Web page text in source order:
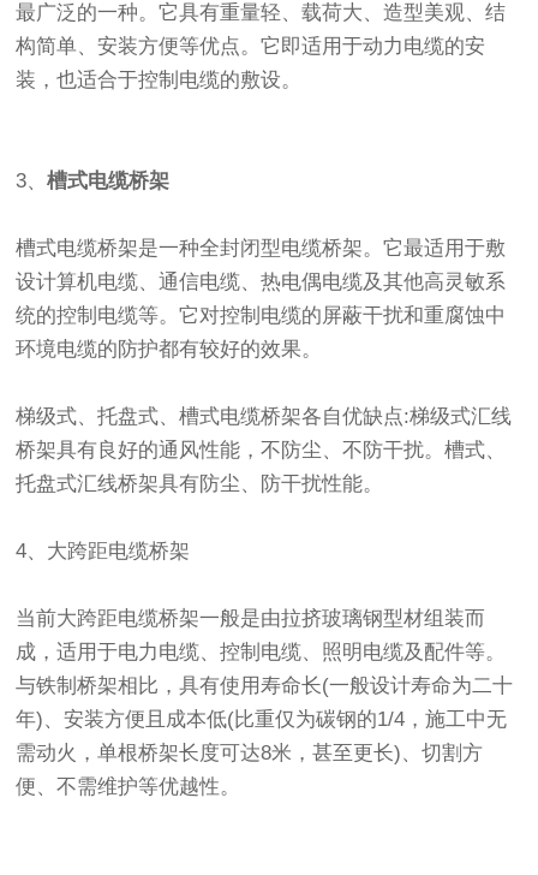
最广泛的一种。它具有重量轻、载荷大、造型美观、结
构简单、安装方便等优点。它即适用于动力电缆的安
装，也适合于控制电缆的敷设。
3、槽式电缆桥架
槽式电缆桥架是一种全封闭型电缆桥架。它最适用于敷
设计算机电缆、通信电缆、热电偶电缆及其他高灵敏系
统的控制电缆等。它对控制电缆的屏蔽干扰和重腐蚀中
环境电缆的防护都有较好的效果。
梯级式、托盘式、槽式电缆桥架各自优缺点:梯级式汇线
桥架具有良好的通风性能，不防尘、不防干扰。槽式、
托盘式汇线桥架具有防尘、防干扰性能。
4、大跨距电缆桥架
当前大跨距电缆桥架一般是由拉挤玻璃钢型材组装而
成，适用于电力电缆、控制电缆、照明电缆及配件等。
与铁制桥架相比，具有使用寿命长(一般设计寿命为二十
年)、安装方便且成本低(比重仅为碳钢的1/4，施工中无
需动火，单根桥架长度可达8米，甚至更长)、切割方
便、不需维护等优越性。